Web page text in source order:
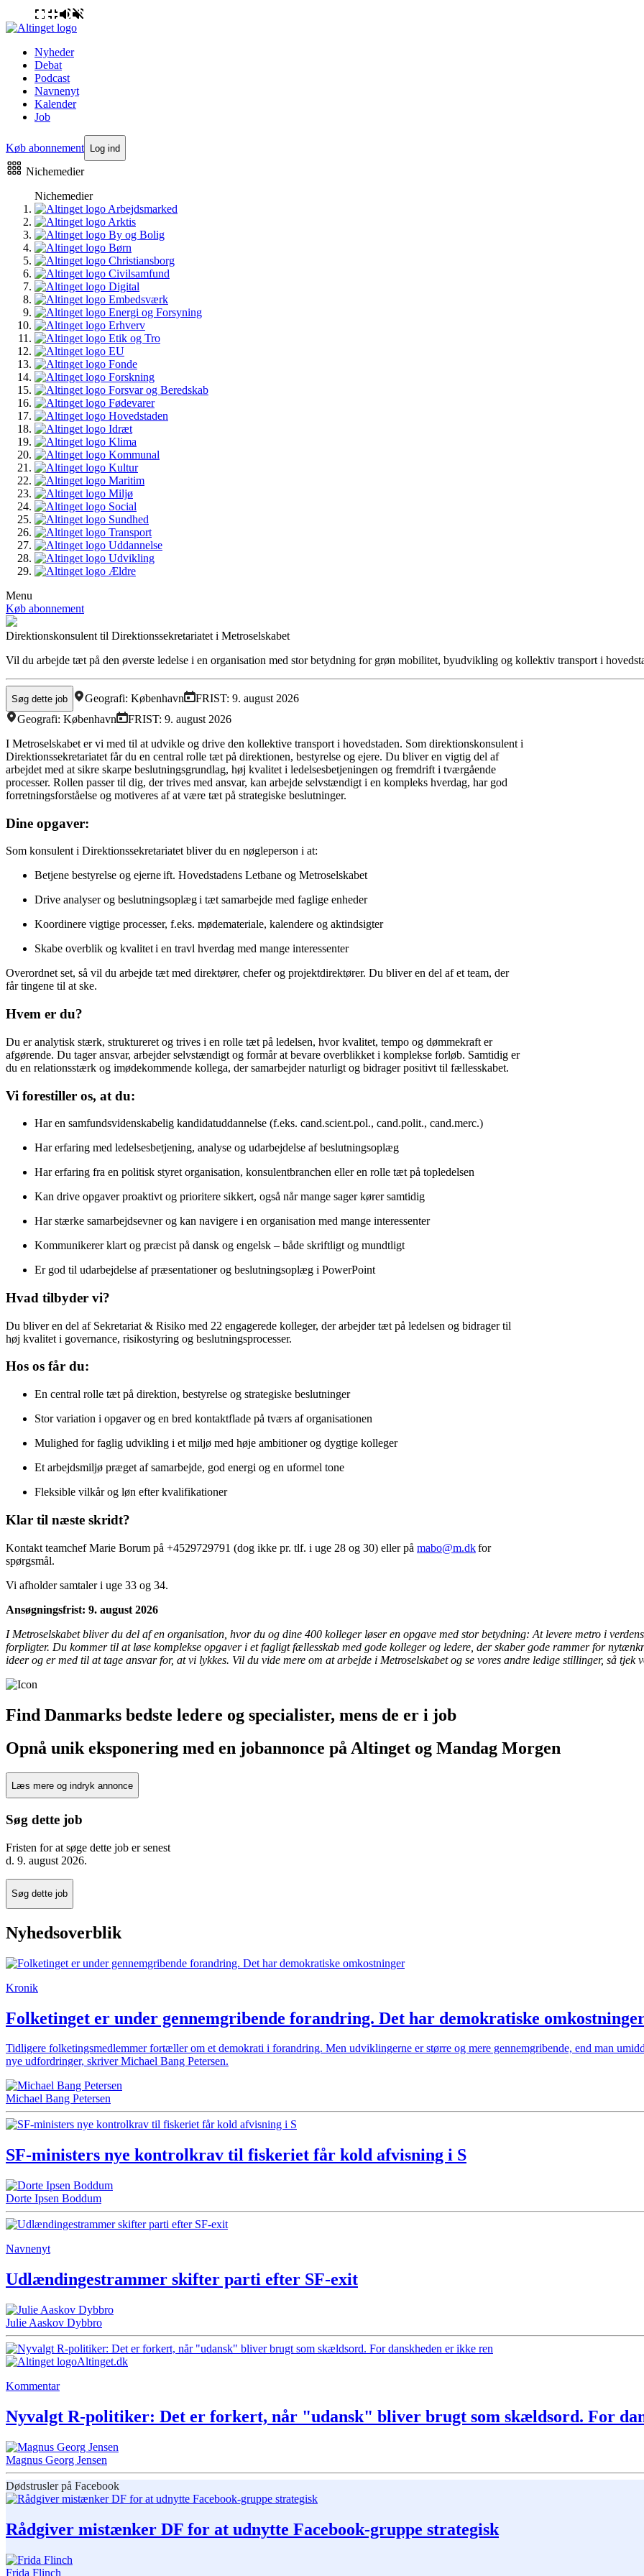
Nyheder
Debat
Podcast
Navnenyt
Kalender
Job
Køb abonnement Log ind
Nichemedier
Nichemedier
Arbejdsmarked
Arktis
By og Bolig
Børn
Christiansborg
Civilsamfund
Digital
Embedsværk
Energi og Forsyning
Erhverv
Etik og Tro
EU
Fonde
Forskning
Forsvar og Beredskab
Fødevarer
Hovedstaden
Idræt
Klima
Kommunal
Kultur
Maritim
Miljø
Social
Sundhed
Transport
Uddannelse
Udvikling
Ældre
Menu
Køb abonnement
Direktionskonsulent til Direktionssekretariatet i Metroselskabet
Vil du arbejde tæt på den øverste ledelse i en organisation med stor betydning for grøn mobilitet, byudvikling og kollektiv transport i
Søg dette job Geografi: København FRIST: 9. august 2026
Geografi: København FRIST: 9. august 2026
I Metroselskabet er vi med til at udvikle og drive den kollektive transport i hovedstaden. Som direktionskonsulent i
Direktionssekretariatet får du en central rolle tæt på direktionen, bestyrelse og ejere. Du bliver en vigtig del af
arbejdet med at sikre skarpe beslutningsgrundlag, høj kvalitet i ledelsesbetjeningen og fremdrift i tværgående
processer. Rollen passer til dig, der trives med ansvar, kan arbejde selvstændigt i en kompleks hverdag, har god
forretningsforståelse og motiveres af at være tæt på strategiske beslutninger.
Dine opgaver:
Som konsulent i Direktionssekretariatet bliver du en nøgleperson i at:
Betjene bestyrelse og ejerne ift. Hovedstadens Letbane og Metroselskabet
Drive analyser og beslutningsoplæg i tæt samarbejde med faglige enheder
Koordinere vigtige processer, f.eks. mødemateriale, kalendere og aktindsigter
Skabe overblik og kvalitet i en travl hverdag med mange interessenter
Overordnet set, så vil du arbejde tæt med direktører, chefer og projektdirektører. Du bliver en del af et team, der
får tingene til at ske.
Hvem er du?
Du er analytisk stærk, struktureret og trives i en rolle tæt på ledelsen, hvor kvalitet, tempo og dømmekraft er
afgørende. Du tager ansvar, arbejder selvstændigt og formår at bevare overblikket i komplekse forløb. Samtidig er
du en relationsstærk og imødekommende kollega, der samarbejder naturligt og bidrager positivt til fællesskabet.
Vi forestiller os, at du:
Har en samfundsvidenskabelig kandidatuddannelse (f.eks. cand.scient.pol., cand.polit., cand.merc.)
Har erfaring med ledelsesbetjening, analyse og udarbejdelse af beslutningsoplæg
Har erfaring fra en politisk styret organisation, konsulentbranchen eller en rolle tæt på topledelsen
Kan drive opgaver proaktivt og prioritere sikkert, også når mange sager kører samtidig
Har stærke samarbejdsevner og kan navigere i en organisation med mange interessenter
Kommunikerer klart og præcist på dansk og engelsk – både skriftligt og mundtligt
Er god til udarbejdelse af præsentationer og beslutningsoplæg i PowerPoint
Hvad tilbyder vi?
Du bliver en del af Sekretariat & Risiko med 22 engagerede kolleger, der arbejder tæt på ledelsen og bidrager til
høj kvalitet i governance, risikostyring og beslutningsprocesser.
Hos os får du:
En central rolle tæt på direktion, bestyrelse og strategiske beslutninger
Stor variation i opgaver og en bred kontaktflade på tværs af organisationen
Mulighed for faglig udvikling i et miljø med høje ambitioner og dygtige kolleger
Et arbejdsmiljø præget af samarbejde, god energi og en uformel tone
Fleksible vilkår og løn efter kvalifikationer
Klar til næste skridt?
Kontakt teamchef Marie Borum på +4529729791 (dog ikke pr. tlf. i uge 28 og 30) eller på mabo@m.dkfor
spørgsmål.
Vi afholder samtaler i uge 33 og 34.
Ansøgningsfrist: 9. august 2026
I Metroselskabet bliver du del af en organisation, hvor du og dine 400 kolleger løser en opgave med stor betydning: At levere metro i
forpligter. Du kommer til at løse komplekse opgaver i et fagligt fællesskab med gode kolleger og ledere, der skaber gode rammer for
ideer og er med til at tage ansvar for, at vi lykkes. Vil du vide mere om at arbejde i Metroselskabet og se vores andre ledige stillinger, så tjek
Find Danmarks bedste ledere og specialister, mens de er i job
Opnå unik eksponering med en jobannonce på Altinget og Mandag Morgen
Læs mere og indryk annonce
Søg dette job
Fristen for at søge dette job er senest
d. 9. august 2026.
Søg dette job
Nyhedsoverblik
Kronik
Folketinget er under gennemgribende forandring. Det har demokratiske
Tidligere folketingsmedlemmer fortæller om et demokrati i forandring. Men udviklingerne er større og mere gennemgribende, end man
nye udfordringer, skriver Michael Bang Petersen.
Michael Bang Petersen
SF-ministers nye kontrolkrav til fiskeriet får kold afvisning i S
Dorte Ipsen Boddum
Navnenyt
Udlændingestrammer skifter parti efter SF-exit
Julie Aaskov Dybbro
Altinget.dk
Kommentar
Nyvalgt R-politiker: Det er forkert, når "udansk" bliver brugt som skældsord. For
Magnus Georg Jensen
Dødstrusler på Facebook
Rådgiver mistænker DF for at udnytte Facebook-gruppe strategisk
Frida Flinch